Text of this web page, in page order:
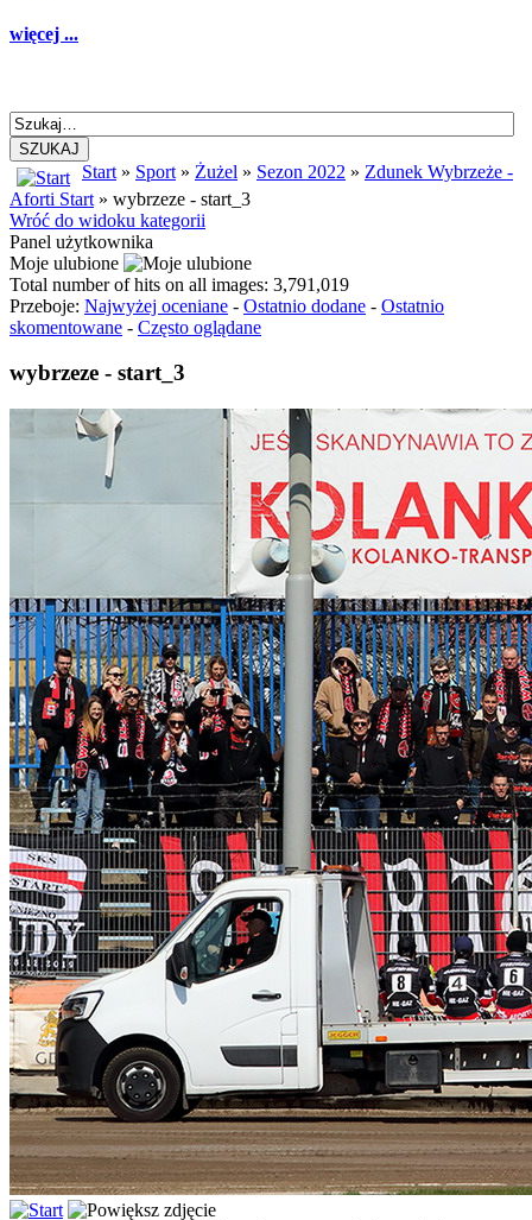
więcej ...
SZUKAJ
Start » Sport » Żużel » Sezon 2022 » Zdunek Wybrzeże -
Aforti Start » wybrzeze - start_3
Wróć do widoku kategorii
Panel użytkownika
Moje ulubione
Total number of hits on all images: 3,791,019
Przeboje: Najwyżej oceniane - Ostatnio dodane - Ostatnio
skomentowane - Często oglądane
wybrzeze - start_3